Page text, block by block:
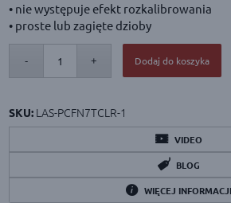
• nie występuje efekt rozkalibrowania
• proste lub zagięte dzioby
Dodaj do koszyka
SKU: LAS-PCFN7TCLR-1
VIDEO
BLOG
WIĘCEJ INFORMACJI